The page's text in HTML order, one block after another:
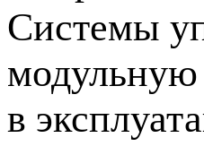
Системы
модульную
в